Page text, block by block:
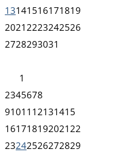
13141516171819
2021 2223242526
2728293031
1
2345678
91011 12131415
161718192021 22
23242526272829